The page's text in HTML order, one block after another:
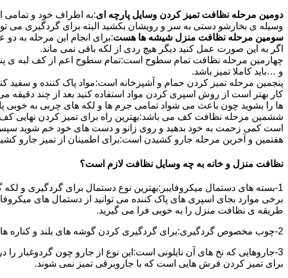
دومین مرحله نظافت تمیز کردن وسایل پارچه ای:به اطراف خود و تمامی
وسیله ی بخارشو دستی به سر و رویشان بکشید البته برای گردگیری می
سومین مرحله نظافت منزل شیشه ها هست:برای انجام این مرحله به
اگر به این صورت عمل کنید دیگر هیچ ردی از لکه باقی نمی ماند.
چهارمین مرحله نظافت تمام سطوح است:تمام سطوح اعم از کف لبه ی
و …باید کاملا تمیز باشد.
پنجمین مرحله تمیز کردن حمام و آشپزخانه است:مواد پاک کننده و سفید
کار بهتر است از روش اسپری کردن مواد استفاده کنید بعد از چند دقیقه
ها را بشوید چون باعث می شواد تمامی جرم ها و لکه های چربی به خوبی
ششمین مرحله نظافت کف می باشد:بهترین راه برای تمیز کردن نهایی
است کمی زحمت به خود بدهید و روی زانو و دست های خود خم شوید سپس
هفتمین و آخرین مرحله جارو کشیدن است:برای اطمینان از تمیز جارو
نظافت منزل و خانه به چه وسایل نظافت لازم است؟
1-بسته های دستمال میکروفایبر:بهترین نوع دستمال برای گردگیری و
برخی موارد بجای اسپری های پاک کننده می توانید از دستمال های
طریقه ی نظافت منزل را به خوبی فرا می گیرید.
2-چوب مخصوص گردگیری:برای گردگیری کردن گوشه های بلند و کناره هایی که دسترسی به آن سخت است استفاده می شود بهتر از در سر این چوب یک دستمال میکروفایبر وصل کنید.
3-جاروهایی که نخ های آن نایلونی است:این نوع از جارو چون گردوغبار
برای تمیز کردن فرش هایی است که با جاروبرقی تمیز نمی شوند.